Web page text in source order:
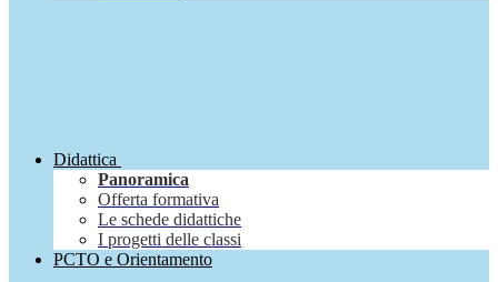
Didattica
Panoramica
Offerta formativa
Le schede didattiche
I progetti delle classi
PCTO e Orientamento